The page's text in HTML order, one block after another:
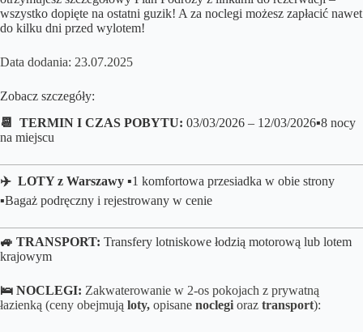
wszystko dopięte na ostatni guzik! A za noclegi możesz zapłacić nawet
do kilku dni przed wylotem!
Data dodania: 23.07.2025
Zobacz szczegóły:
📆 TERMIN I CZAS POBYTU: 03/03/2026 – 12/03/2026▪️8 nocy
na miejscu
✈️ LOTY z Warszawy ▪️1 komfortowa przesiadka w obie strony
▪️Bagaż podręczny i rejestrowany w cenie
🚙 TRANSPORT: Transfery lotniskowe łodzią motorową lub lotem
krajowym
🛌 NOCLEGI: Zakwaterowanie w 2-os pokojach z prywatną
łazienką (ceny obejmują loty, opisane noclegi oraz transport):